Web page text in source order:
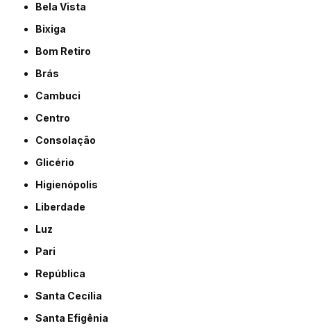
Bela Vista
Bixiga
Bom Retiro
Brás
Cambuci
Centro
Consolação
Glicério
Higienópolis
Liberdade
Luz
Pari
República
Santa Cecília
Santa Efigênia